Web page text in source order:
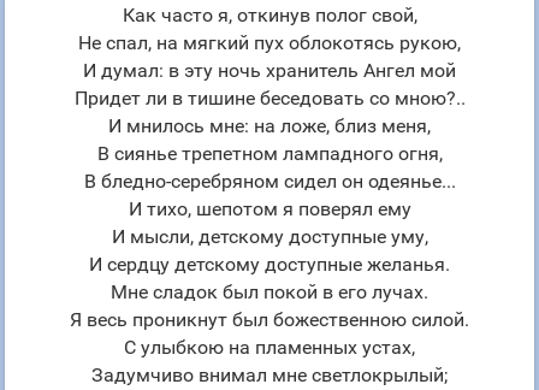
Как часто я, откинув полог свой,
Не спал, на мягкий пух облокотясь рукою,
И думал: в эту ночь хранитель Ангел мой
Придет ли в тишине беседовать со мною?..
И мнилось мне: на ложе, близ меня,
В сиянье трепетном лампадного огня,
В бледно-серебряном сидел он одеянье...
И тихо, шепотом я поверял ему
И мысли, детскому доступные уму,
И сердцу детскому доступные желанья.
Мне сладок был покой в его лучах.
Я весь проникнут был божественною силой.
С улыбкою на пламенных устах,
Задумчиво внимал мне светлокрылый;